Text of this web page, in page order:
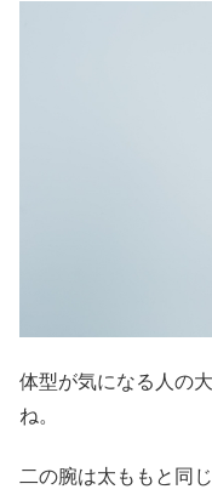
体型が気になる人の
ね。
二の腕は太ももと同